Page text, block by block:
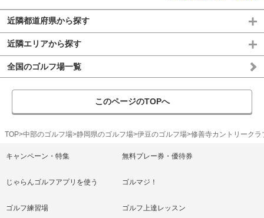
近隣都道府県から探す
近隣エリアから探す
全国のゴルフ場一覧
このページのTOPへ
TOP 中部のゴルフ場 静岡県のゴルフ場 伊豆のゴルフ場 修善寺カントリークラ
キャンペーン・特集 無料プレー券・優待券
じゃらんゴルフアプリを使う ゴルマジ！
ゴルフ練習場 ゴルフ上達レッスン